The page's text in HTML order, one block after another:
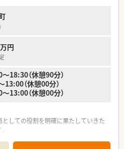
円
（休憩90分）
（休憩00分）
（休憩00分）
しての役割を明確に果たしていきた